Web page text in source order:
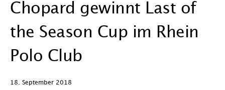
Chopard gewinnt Last of
the Season Cup im Rhein
Polo Club
18. September 2018